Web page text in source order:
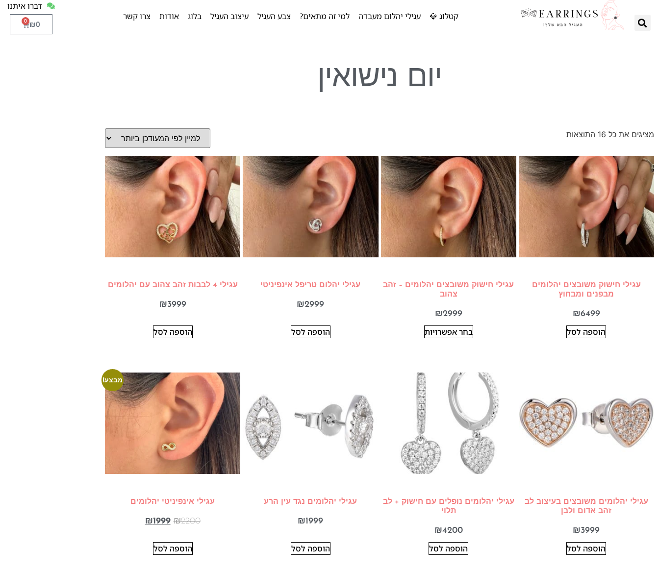
קטלוג 💎 עגילי יהלום מעבדה למי זה מתאים? צבע העגיל עיצוב העגיל בלוג אודות צרו קשר
דברו איתנו
₪0
0
יום נישואין
מציגים את כל ⁦16⁩ התוצאות
עגילי חישוק משובצים יהלומים
מבפנים ומבחוץ
₪6499
הוספה לסל
עגילי חישוק משובצים יהלומים – זהב
צהוב
₪2999
בחר אפשרויות
עגילי יהלום טריפל אינפיניטי
₪2999
הוספה לסל
עגילי 4 לבבות זהב צהוב עם יהלומים
₪3999
הוספה לסל
עגילי יהלומים משובצים בעיצוב לב
זהב אדום ולבן
₪3999
הוספה לסל
עגילי יהלומים נופלים עם חישוק + לב
תלוי
₪4200
הוספה לסל
עגילי יהלומים נגד עין הרע
₪1999
הוספה לסל
מבצע!
עגילי אינפיניטי יהלומים
₪2200
₪1999
הוספה לסל